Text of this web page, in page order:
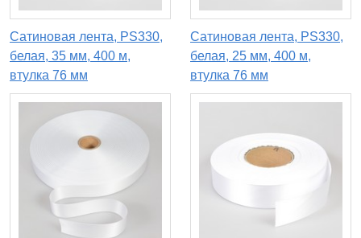
Сатиновая лента, PS330,
белая, 35 мм, 400 м,
втулка 76 мм
Сатиновая лента, PS330,
белая, 25 мм, 400 м,
втулка 76 мм